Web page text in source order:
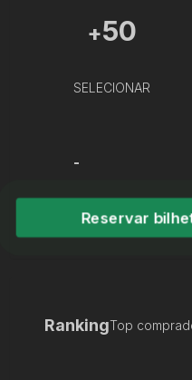
+50
SELECIONAR
-
Reservar
RankingTop